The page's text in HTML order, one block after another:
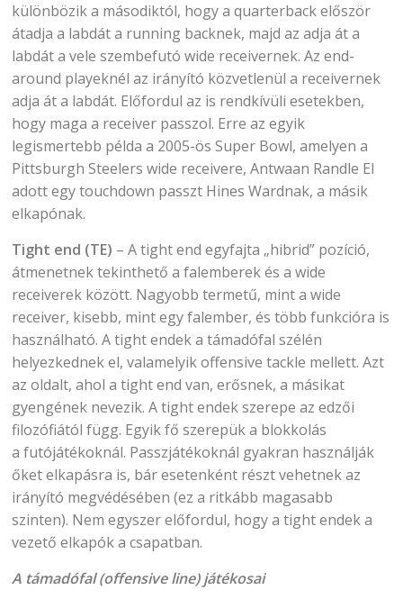
különbözik a másodiktól, hogy a quarterback először
átadja a labdát a running backnek, majd az adja át a
labdát a vele szembefutó wide receivernek. Az end-
around playeknél az irányító közvetlenül a receivernek
adja át a labdát. Előfordul az is rendkívüli esetekben,
hogy maga a receiver passzol. Erre az egyik
legismertebb példa a 2005-ös Super Bowl, amelyen a
Pittsburgh Steelers wide receivere, Antwaan Randle El
adott egy touchdown passzt Hines Wardnak, a másik
elkapónak.
Tight end (TE) – A tight end egyfajta „hibrid” pozíció,
átmenetnek tekinthető a falemberek és a wide
receiverek között. Nagyobb termetű, mint a wide
receiver, kisebb, mint egy falember, és több funkcióra is
használható. A tight endek a támadófal szélén
helyezkednek el, valamelyik offensive tackle mellett. Azt
az oldalt, ahol a tight end van, erősnek, a másikat
gyengének nevezik. A tight endek szerepe az edzői
filozófiától függ. Egyik fő szerepük a blokkolás
a futójátékoknál. Passzjátékoknál gyakran használják
őket elkapásra is, bár esetenként részt vehetnek az
irányító megvédésében (ez a ritkább magasabb
szinten). Nem egyszer előfordul, hogy a tight endek a
vezető elkapók a csapatban.
A támadófal (offensive line) játékosai